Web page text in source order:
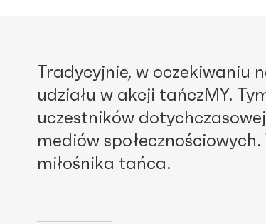
Tradycyjnie, w oczekiwaniu
udziału w akcji tańczMY.
uczestników
mediów
miłośnika tańca.